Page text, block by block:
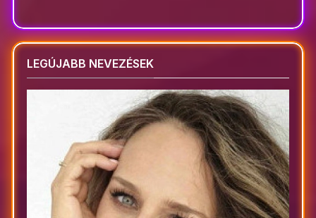
LEGÚJABB NEVEZÉSEK